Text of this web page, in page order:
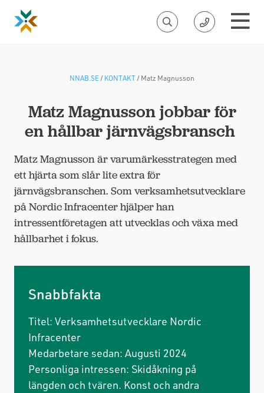
NNAB.SE/KONTAKT/Matz Magnusson
Matz Magnusson jobbar för
en hållbar järnvägsbransch
Matz Magnusson är varumärkesstrategen med
ett hjärta som slår lite extra för
järnvägsbranschen. Som verksamhetsutvecklare
på Nordic Infracenter hjälper han
intressentföretagen att utvecklas och växa med
hållbarhet i fokus.
Snabbfakta
Titel: Verksamhetsutvecklare Nordic
Infracenter
Medarbetare sedan: Augusti 2024
Personliga intressen: Skidåkning på
längden och tvären. Konst och andra